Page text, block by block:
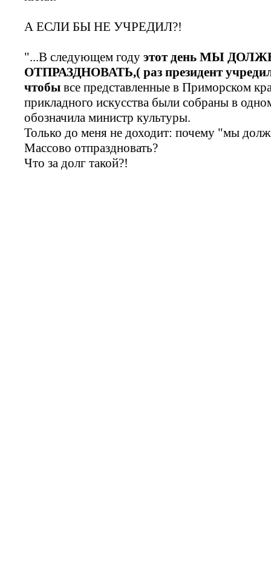
А ЕСЛИ БЫ НЕ УЧРЕДИЛ?!
"...В следующем году этот день МЫ
ОТПРАЗДНОВАТЬ,( раз президент
чтобы все представленные в Приморском
прикладного искусства были собраны в
обозначила министр культуры.
Только до меня не доходит: почему "мы
Массово отпраздновать?
Что за долг такой?!